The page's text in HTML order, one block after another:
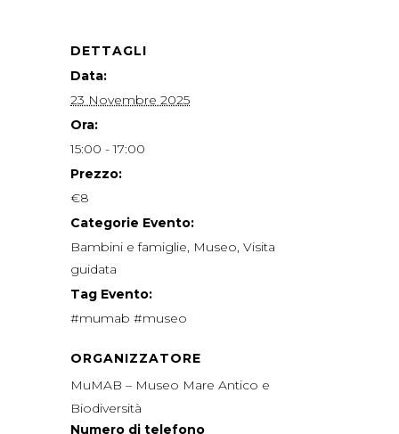
DETTAGLI
Data:
23 Novembre 2025
Ora:
15:00 - 17:00
Prezzo:
€8
Categorie Evento:
Bambini e famiglie, Museo, Visita
guidata
Tag Evento:
#mumab #museo
ORGANIZZATORE
MuMAB – Museo Mare Antico e
Biodiversità
Numero di telefono